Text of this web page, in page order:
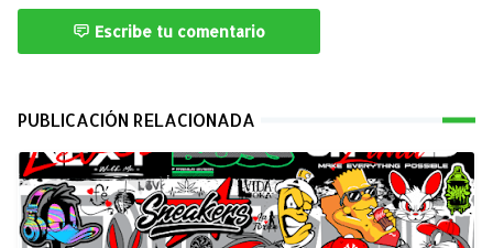
Escribe tu comentario
PUBLICACIÓN RELACIONADA